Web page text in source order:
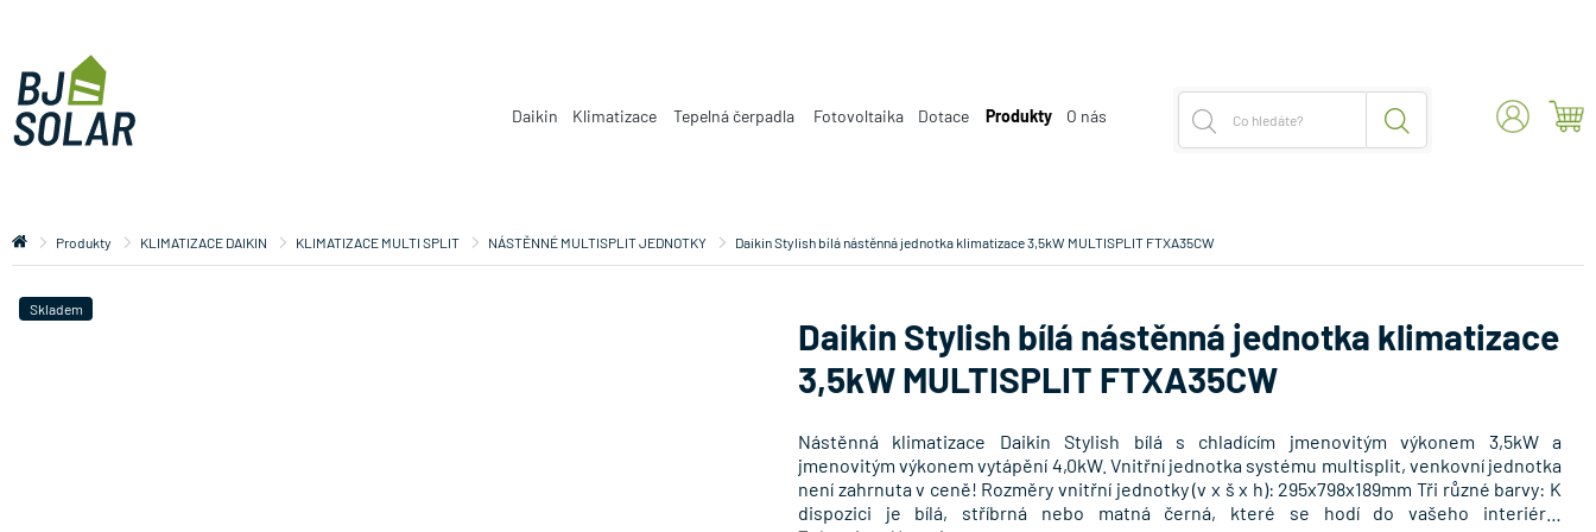
Skladem
Daikin Stylish bílá nástěnná jednotka klimatizace
3,5kW MULTISPLIT FTXA35CW
Nástěnná klimatizace Daikin Stylish bílá s chladícím jmenovitým výkonem 3,5kW a
jmenovitým výkonem vytápění 4,0kW. Vnitřní jednotka systému multisplit, venkovní jednotka
není zahrnuta v ceně! Rozměry vnitřní jednotky (v x š x h): 295x798x189mm Tři různé barvy: K
dispozici je bílá, stříbrná nebo matná černá, které se hodí do vašeho interiéru.
Produkty KLIMATIZACE DAIKIN KLIMATIZACE MULTI SPLIT NÁSTĚNNÉ MULTISPLIT JEDNOTKY Daikin Stylish bílá nástěnná jednotka klimatizace 3,5kW MULTISPLIT FTXA35CW
Daikin Klimatizace Tepelná čerpadla Fotovoltaika Dotace Produkty O nás